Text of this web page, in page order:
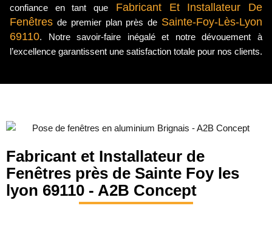
confiance en tant que Fabricant Et Installateur De
Fenêtres de premier plan près de Sainte-Foy-Lès-Lyon
69110. Notre savoir-faire inégalé et notre dévouement à
l’excellence garantissent une satisfaction totale pour nos clients.
Fabricant et Installateur de
Fenêtres près de Sainte Foy les
lyon 69110 - A2B Concept